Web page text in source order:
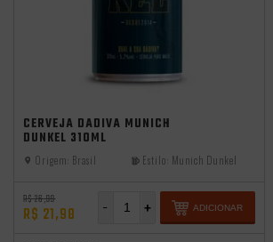
CERVEJA DADIVA MUNICH
DUNKEL 310ML
Origem: Brasil Estilo: Munich Dunkel
R$ 26,99
R$ 21,98 +
- ADICIONAR